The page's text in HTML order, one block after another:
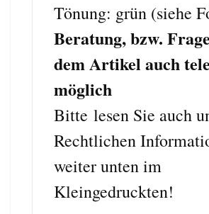
Tönung: grün (siehe
Beratung, bzw.
dem Artikel auch
möglich
Bitte lesen Sie auch
Rechtlichen
weiter unten im
Kleingedruckten!